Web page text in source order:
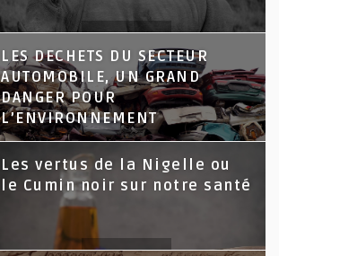
LES DECHETS DU SECTEUR
AUTOMOBILE, UN GRAND
DANGER POUR
L’ENVIRONNEMENT
Les vertus de la Nigelle ou
le Cumin noir sur notre santé